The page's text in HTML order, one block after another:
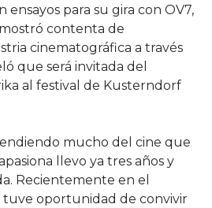
ensayos para su gira con OV7,
contenta de
cinematográfica a través
que será invitada del
al festival de Kusterndorf
mucho del cine que
llevo ya tres años y
Recientemente en el
tuve oportunidad de convivir